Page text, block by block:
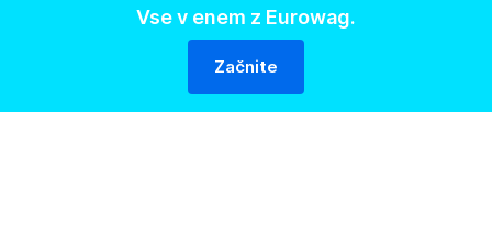
Vse v enem z Eurowag.
Začnite